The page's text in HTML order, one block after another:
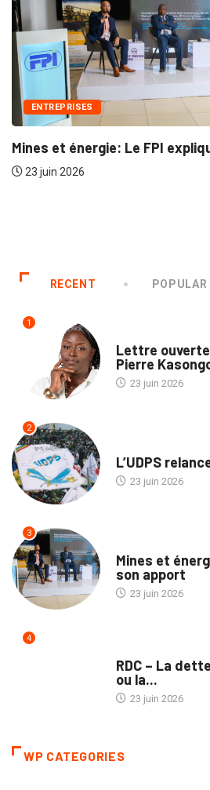
ENTREPRISES
Mines et énergie: Le FPI
23 juin 2026
RECENT POPULAR
1
Lettre
Pierre
23 juin 2026
2
L’UDPS
23 juin 2026
3
Mines et
son apport
23 juin 2026
4
RDC – La
ou la...
23 juin 2026
WP CATEGORIES